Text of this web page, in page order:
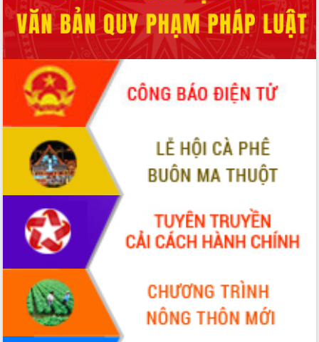
Triển khai đồng bộ đo đạc, lập hồ sơ
địa chính, hoàn thiện cơ sở dữ liệu đất
đai
Ứng dụng sinh trắc học - Bước tiến
trong hành trình chuyển đổi số tại Đắk
Lắk
Đắk Lắk nâng cao hiệu quả công tác
Đảng từ Sổ tay đảng viên điện tử
Đắk Lắk đẩy mạnh nuôi biển công
nghệ, hướng tới phát triển thủy sản
bền vững
Tập huấn nâng cao năng lực triển khai
chuyển đổi số cho cán bộ, công chức
cấp xã
Đắk Lắk phát động hưởng ứng Ngày
Quyền của người tiêu dùng Việt Nam
Đẩy mạnh cải cách hành chính, quyết
tâm đạt được mục tiêu tăng trưởng
hai con số trong năm 2026
Tổ chức trang trọng Lễ hội Đền thờ
Lương Văn Chánh năm 2026